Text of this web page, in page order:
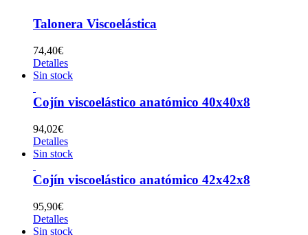
Talonera Viscoelástica
74,40€
Detalles
Sin stock
Cojín viscoelástico anatómico 40x40x8
94,02€
Detalles
Sin stock
Cojín viscoelástico anatómico 42x42x8
95,90€
Detalles
Sin stock